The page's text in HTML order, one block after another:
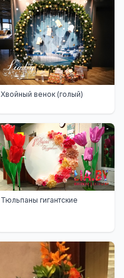
Хвойный венок (голый)
Тюльпаны гигантские